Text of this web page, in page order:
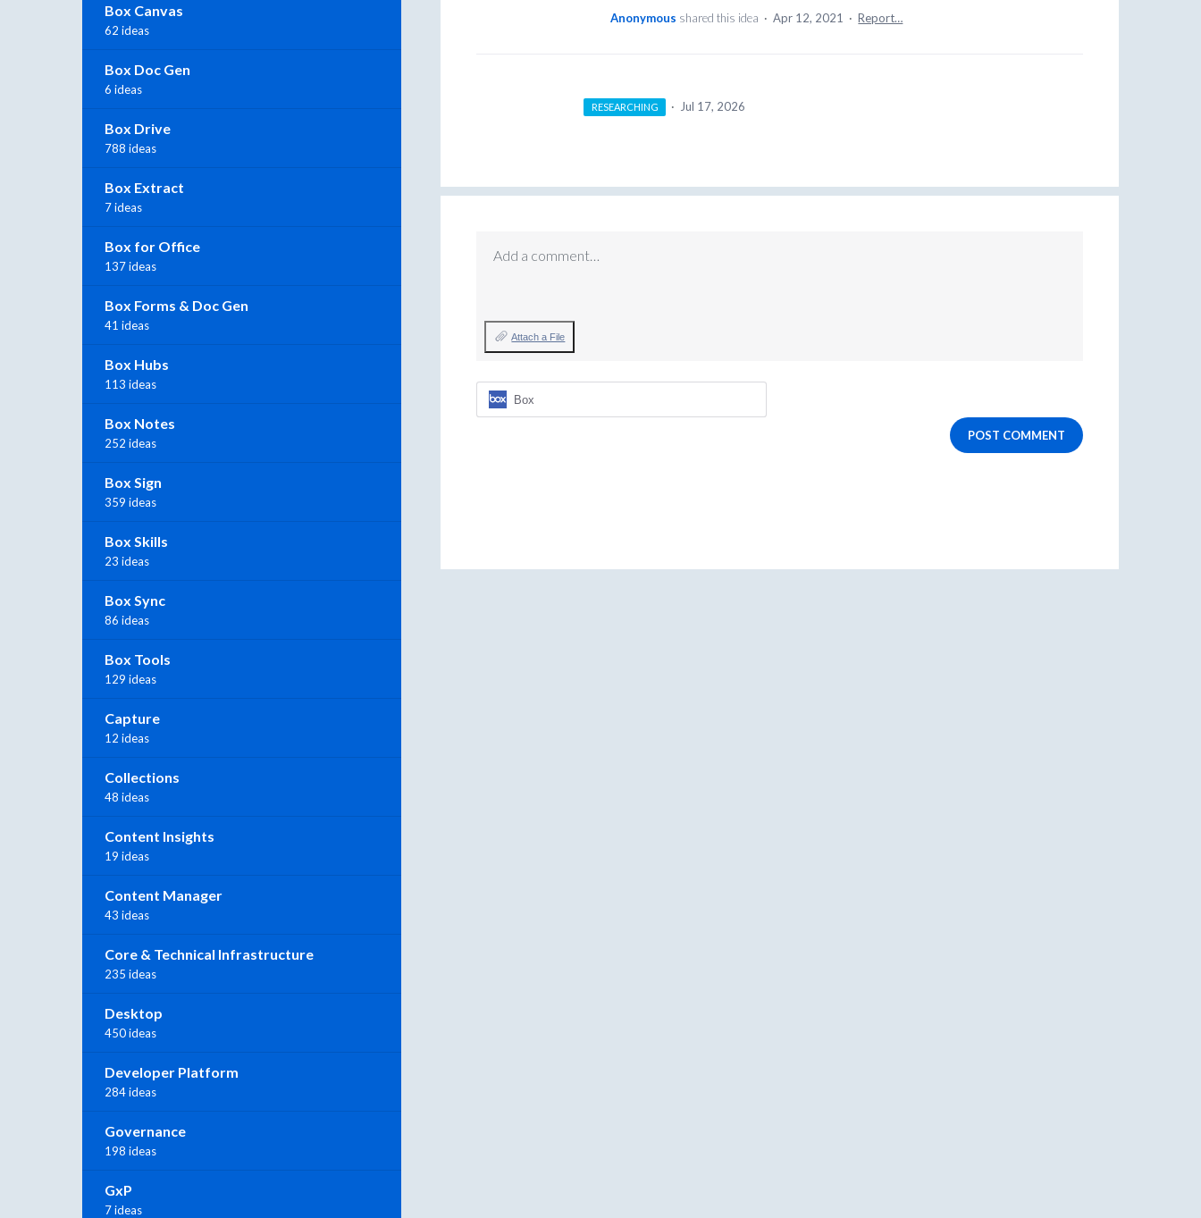
Anonymous shared this idea · Apr 12, 2021 · Report…
RESEARCHING · Jul 17, 2026
Add a comment…
Attach a File
Box
POST COMMENT
Box Canvas
62 ideas
Box Doc Gen
6 ideas
Box Drive
788 ideas
Box Extract
7 ideas
Box for Office
137 ideas
Box Forms & Doc Gen
41 ideas
Box Hubs
113 ideas
Box Notes
252 ideas
Box Sign
359 ideas
Box Skills
23 ideas
Box Sync
86 ideas
Box Tools
129 ideas
Capture
12 ideas
Collections
48 ideas
Content Insights
19 ideas
Content Manager
43 ideas
Core & Technical Infrastructure
235 ideas
Desktop
450 ideas
Developer Platform
284 ideas
Governance
198 ideas
GxP
7 ideas